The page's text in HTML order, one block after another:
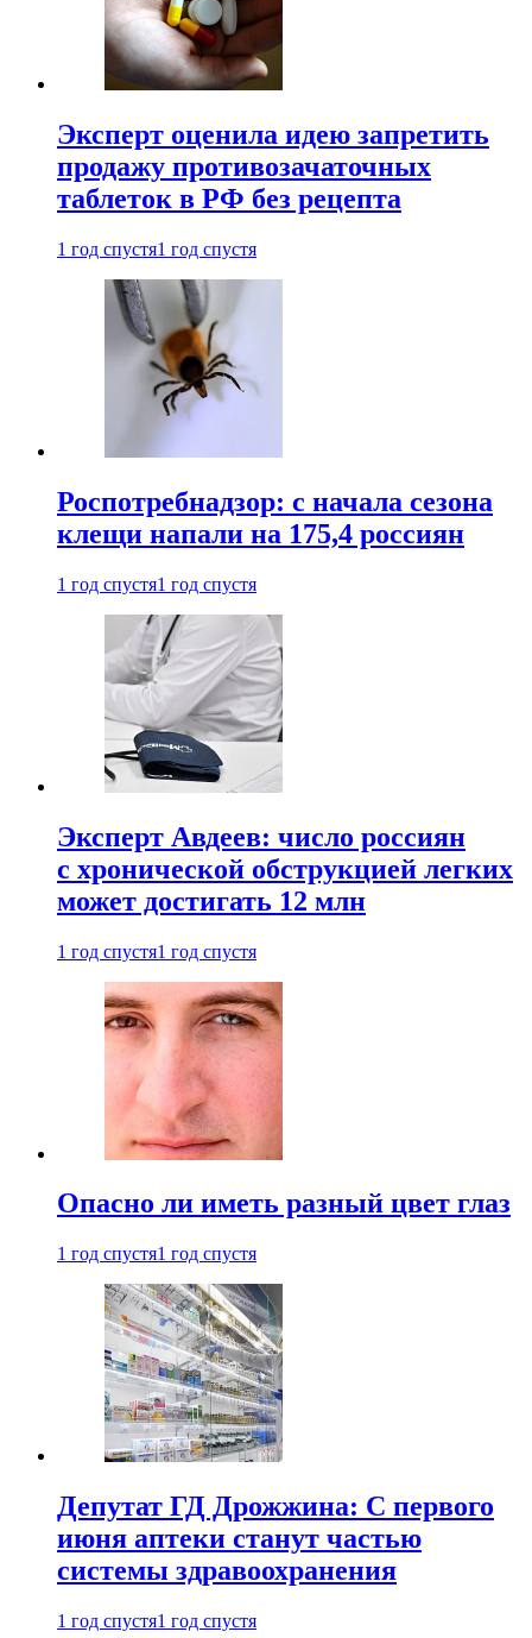
Эксперт оценила идею запретить
продажу противозачаточных
таблеток в РФ без рецепта
1 год спустя1 год спустя
Роспотребнадзор: с начала сезона
клещи напали на 175,4 россиян
1 год спустя1 год спустя
Эксперт Авдеев: число россиян
с хронической обструкцией легких
может достигать 12 млн
1 год спустя1 год спустя
Опасно ли иметь разный цвет глаз
1 год спустя1 год спустя
Депутат ГД Дрожжина: С первого
июня аптеки станут частью
системы здравоохранения
1 год спустя1 год спустя